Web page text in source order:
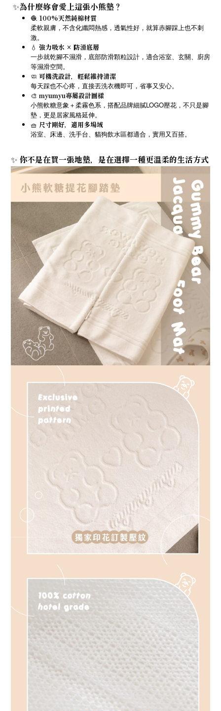
✨為什麼妳會愛上這張小熊墊？
🧶 100%天然純棉材質
柔軟親膚，不含化纖悶熱感，透氣性好，就算赤腳踩上也不刺
激。
💧 強力吸水 × 防滑底層
一步就乾腳不濕滑，底部防滑顆粒設計，適合浴室、玄關、廚房
等濕滑空間。
🧼 可機洗設計，輕鬆維持清潔
每天踩也不心疼，直接丟洗衣機即可，省事又安心。
🎨 myumyu專屬設計圖樣
小熊軟糖意象＋柔霧色系，搭配品牌細膩LOGO壓花，不只是腳
墊，更是居家風格延伸。
🧺 尺寸剛好，適用多場域
浴室、床邊、洗手台、貓狗飲水區都適合，實用又百搭。
✨ 你不是在買一張地墊，是在選擇一種更溫柔的生活方式